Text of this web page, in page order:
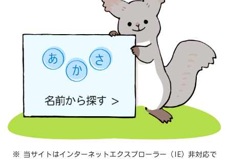
※ 当サイトはインターネットエクスプローラー（IE）非対応で